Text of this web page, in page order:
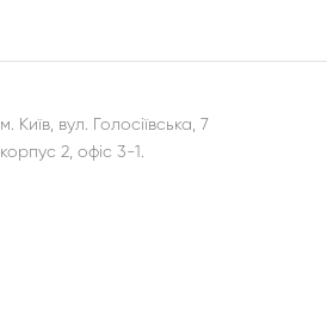
м. Київ, вул. Голосіївська, 7
корпус 2, офіс 3-1.